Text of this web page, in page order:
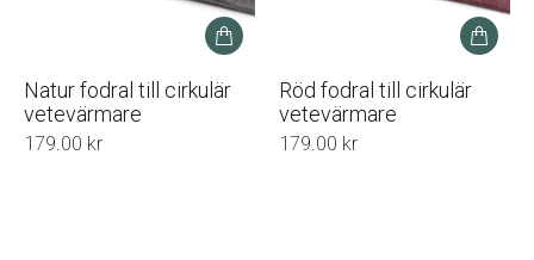
Natur fodral till cirkulär
vetevärmare
179.00 kr
Röd fodral till cirkulär
vetevärmare
179.00 kr